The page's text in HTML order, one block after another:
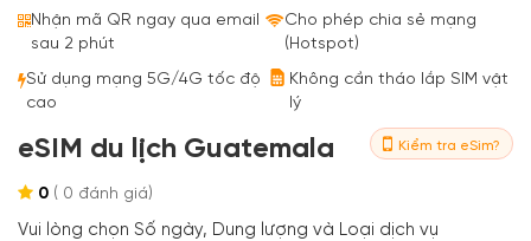
Nhận mã QR ngay qua email
sau 2 phút
Cho phép chia sẻ mạng
(Hotspot)
Sử dụng mạng 5G/4G tốc độ
cao
Không cần tháo lắp SIM vật
lý
eSIM du lịch Guatemala Kiểm tra eSim?
0 ( 0 đánh giá)
Vui lòng chọn Số ngày, Dung lượng và Loại dịch vụ